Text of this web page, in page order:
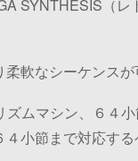
SYNTHESIS（レ
軟なシーケンスが
ズムマシン、６４
４小節まで対応す